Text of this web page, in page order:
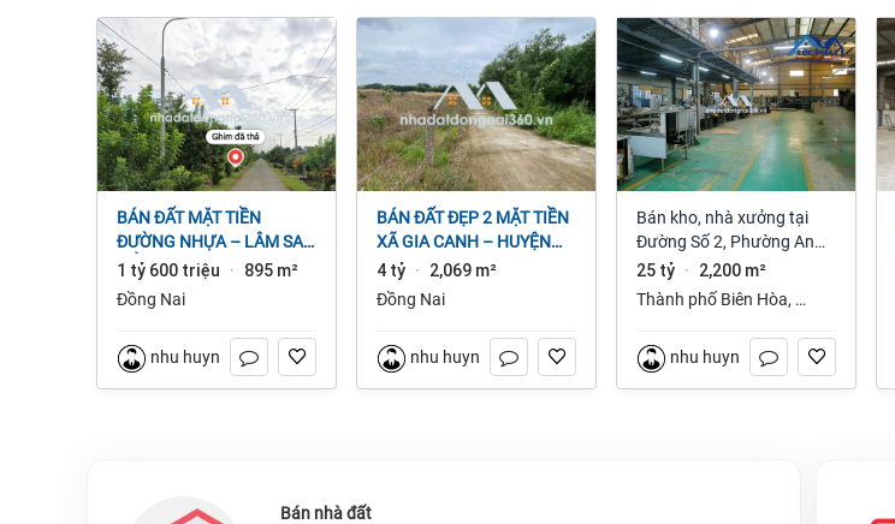
BÁN ĐẤT MẶT TIỀN
ĐƯỜNG NHỰA – LÂM SAN
CẨM MỸ, ĐỒNG NAI.
1 tỷ 600 triệu · 895 m²
Đồng Nai
nhu huynh
BÁN ĐẤT ĐẸP 2 MẶT TIỀN
XÃ GIA CANH – HUYỆN
ĐỊNH QUÁN – ĐỒNG NAI
dt 2.069m² 4 tỷ
4 tỷ · 2,069 m²
Đồng Nai
nhu huynh
Bán kho, nhà xưởng tại
Đường Số 2, Phường An
Bình, Thành phố Biên Hòa,
Đồng Nai giá 25 tỷ
25 tỷ · 2,200 m²
Thành phố Biên Hòa,
nhu huynh
Bán nhà đất